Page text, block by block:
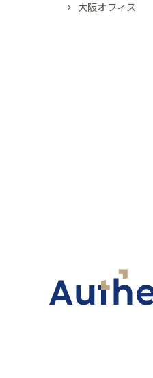
大阪オフィス